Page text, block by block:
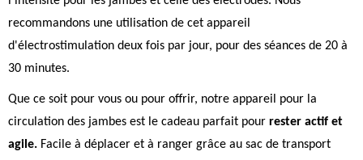
recommandons une utilisation de cet appareil
d'électrostimulation deux fois par jour, pour des séances de 20 à
30 minutes.
Que ce soit pour vous ou pour offrir, notre appareil pour la
circulation des jambes est le cadeau parfait pour rester actif et
agile. Facile à déplacer et à ranger grâce au sac de transport